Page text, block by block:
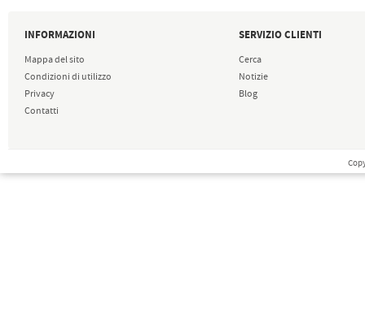
INFORMAZIONI
Mappa del sito
Condizioni di utilizzo
Privacy
Contatti
SERVIZIO CLIENTI
Cerca
Notizie
Blog